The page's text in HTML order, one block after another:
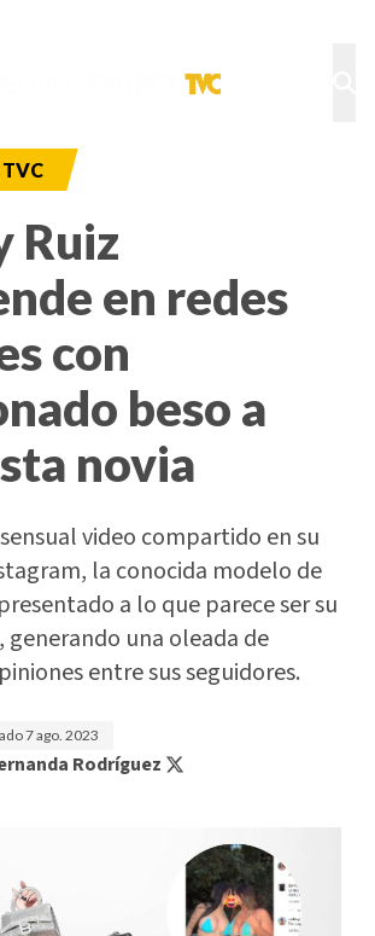
TVC
Ruiz
en redes
con
beso a
novia
video compartido en su
la conocida modelo de
a lo que parece ser su
generando una oleada de
entre sus seguidores.
7 ago. 2023
Rodríguez